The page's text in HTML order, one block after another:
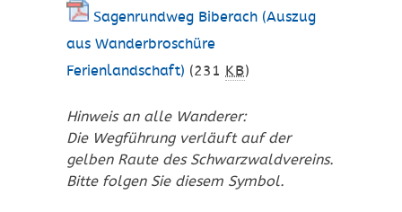
Sagenrundweg Biberach (Auszug
aus Wanderbroschüre
Ferienlandschaft) (231 KB)
Hinweis an alle Wanderer:
Die Wegführung verläuft auf der
gelben Raute des Schwarzwaldvereins.
Bitte folgen Sie diesem Symbol.